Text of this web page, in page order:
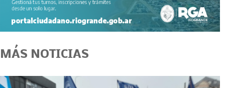
MÁS NOTICIAS